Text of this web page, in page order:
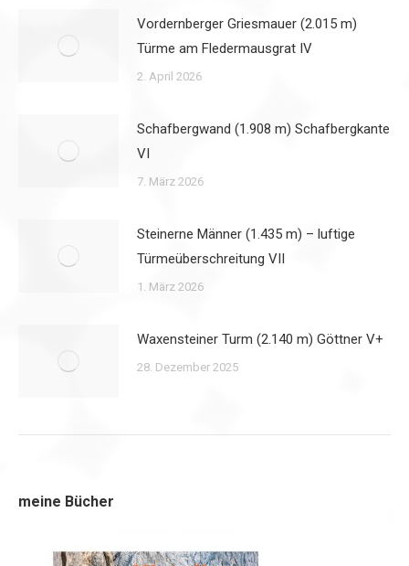
Vordernberger Griesmauer (2.015 m)
Türme am Fledermausgrat IV
2. April 2026
Schafbergwand (1.908 m) Schafbergkante
VI
7. März 2026
Steinerne Männer (1.435 m) – luftige
Türmeüberschreitung VII
1. März 2026
Waxensteiner Turm (2.140 m) Göttner V+
28. Dezember 2025
meine Bücher